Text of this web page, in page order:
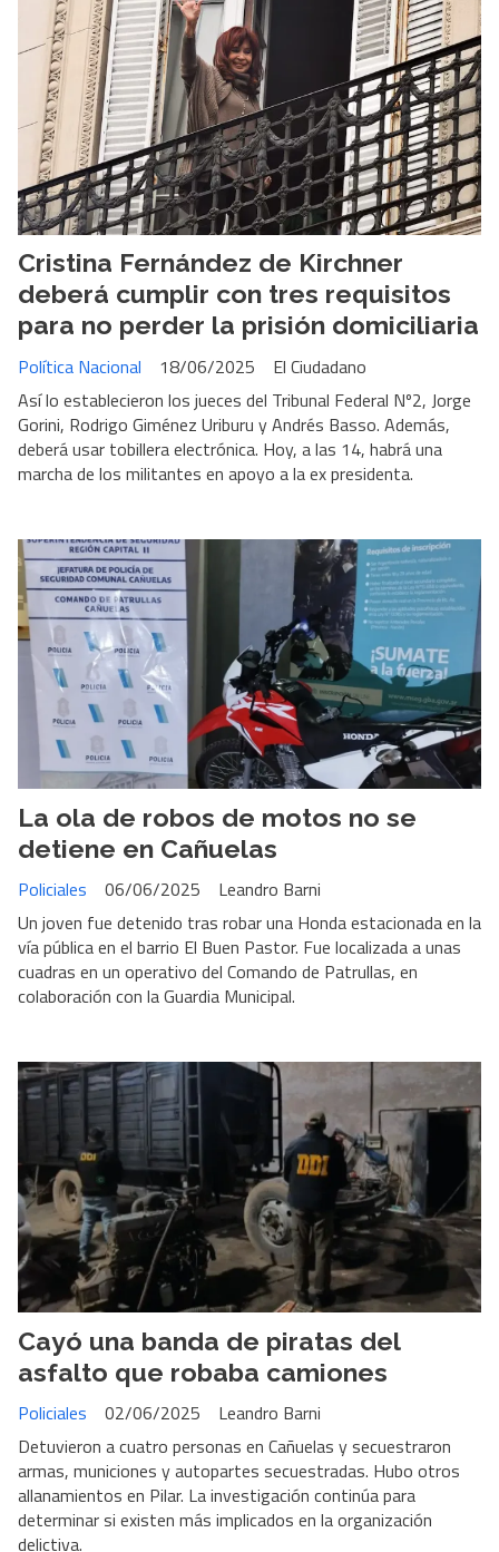
Cristina Fernández de Kirchner
deberá cumplir con tres requisitos
para no perder la prisión domiciliaria
El Ciudadano
Política Nacional
18/06/2025
Así lo establecieron los jueces del Tribunal Federal Nº2, Jorge
Gorini, Rodrigo Giménez Uriburu y Andrés Basso. Además,
deberá usar tobillera electrónica. Hoy, a las 14, habrá una
marcha de los militantes en apoyo a la ex presidenta.
La ola de robos de motos no se
detiene en Cañuelas
Leandro Barni
Policiales
06/06/2025
Un joven fue detenido tras robar una Honda estacionada en la
vía pública en el barrio El Buen Pastor. Fue localizada a unas
cuadras en un operativo del Comando de Patrullas, en
colaboración con la Guardia Municipal.
Cayó una banda de piratas del
asfalto que robaba camiones
Leandro Barni
Policiales
02/06/2025
Detuvieron a cuatro personas en Cañuelas y secuestraron
armas, municiones y autopartes secuestradas. Hubo otros
allanamientos en Pilar. La investigación continúa para
determinar si existen más implicados en la organización
delictiva.